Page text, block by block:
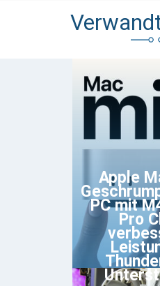
Apple
PC mit
Pro